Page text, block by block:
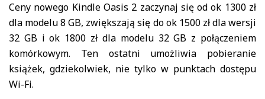
Ceny nowego Kindle Oasis 2 zaczynaj się od ok 1300 zł
dla modelu 8 GB, zwiększają się do ok 1500 zł dla wersji
32 GB i ok 1800 zł dla modelu 32 GB z połączeniem
komórkowym. Ten ostatni umożliwia pobieranie
książek, gdziekolwiek, nie tylko w punktach dostępu
Wi-Fi.